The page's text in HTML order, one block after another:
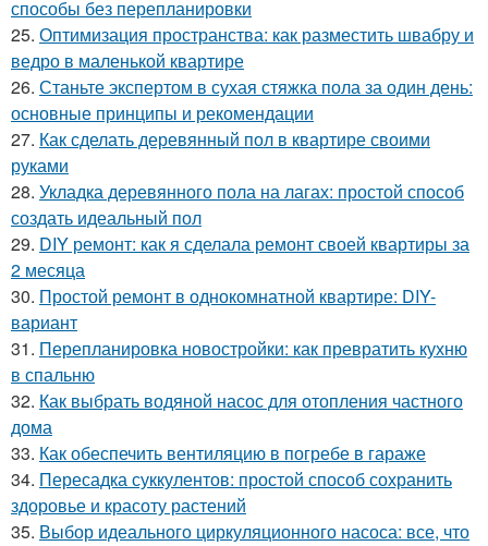
способы без перепланировки
25. Оптимизация пространства: как разместить швабру и
ведро в маленькой квартире
26. Станьте экспертом в сухая стяжка пола за один день:
основные принципы и рекомендации
27. Как сделать деревянный пол в квартире своими
руками
28. Укладка деревянного пола на лагах: простой способ
создать идеальный пол
29. DIY ремонт: как я сделала ремонт своей квартиры за
2 месяца
30. Простой ремонт в однокомнатной квартире: DIY-
вариант
31. Перепланировка новостройки: как превратить кухню
в спальню
32. Как выбрать водяной насос для отопления частного
дома
33. Как обеспечить вентиляцию в погребе в гараже
34. Пересадка суккулентов: простой способ сохранить
здоровье и красоту растений
35. Выбор идеального циркуляционного насоса: все, что